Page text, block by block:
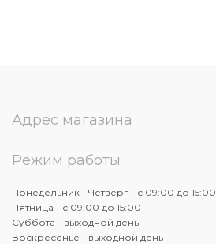
Адрес магазина
Режим работы
Понедельник - Четверг - с 09:00 до 15:00
Пятница - с 09:00 до 15:00
Суббота - выходной день
Воскресенье - выходной день